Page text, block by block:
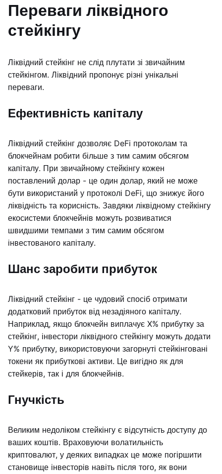
Переваги ліквідного
стейкінгу
Ліквідний стейкінг не слід плутати зі звичайним
стейкінгом. Ліквідний пропонує різні унікальні
переваги.
Ефективність капіталу
Ліквідний стейкінг дозволяє DeFi протоколам та
блокчейнам робити більше з тим самим обсягом
капіталу. При звичайному стейкінгу кожен
поставлений долар - це один долар, який не може
бути використаний у протоколі DeFi, що знижує його
ліквідність та корисність. Завдяки ліквідному стейкінгу
екосистеми блокчейнів можуть розвиватися
швидшими темпами з тим самим обсягом
інвестованого капіталу.
Шанс заробити прибуток
Ліквідний стейкінг - це чудовий спосіб отримати
додатковий прибуток від незадіяного капіталу.
Наприклад, якщо блокчейн виплачує X% прибутку за
стейкінг, інвестори ліквідного стейкінгу можуть додати
Y% прибутку, використовуючи загорнуті стейкінговані
токени як прибуткові активи. Це вигідно як для
стейкерів, так і для блокчейнів.
Гнучкість
Великим недоліком стейкінгу є відсутність доступу до
ваших коштів. Враховуючи волатильність
криптовалют, у деяких випадках це може погіршити
становище інвесторів навіть після того, як вони